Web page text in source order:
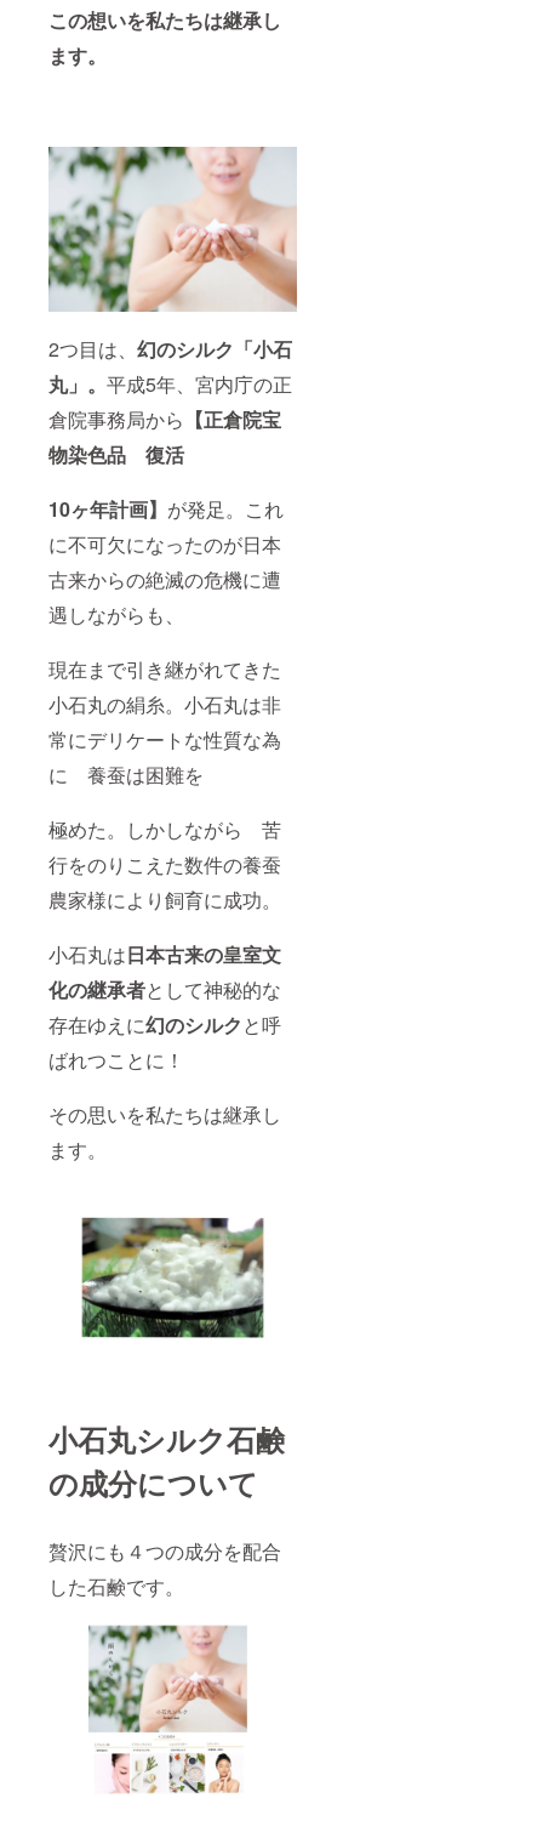
この想いを私たちは継承し
ます。
2つ目は、 幻のシルク「小石
丸」。 平成5年、宮内庁の正
倉院事務局から 【正倉院宝
物染色品 復活
10ヶ年計画】 が発足。これ
に不可欠になったのが日本
古来からの絶滅の危機に遭
遇しながらも、
現在まで引き継がれてきた
小石丸の絹糸。小石丸は非
常にデリケートな性質な為
に 養蚕は困難を
極めた。しかしながら 苦
行をのりこえた数件の養蚕
農家様により飼育に成功。
小石丸は日本古来の皇室文
化の継承者として神秘的な
存在ゆえに幻のシルクと呼
ばれつことに！
その思いを私たちは継承し
ます。
小石丸シルク石鹸
の成分について
贅沢にも４つの成分を配合
した石鹸です。